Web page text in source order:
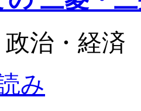
治・経済
み